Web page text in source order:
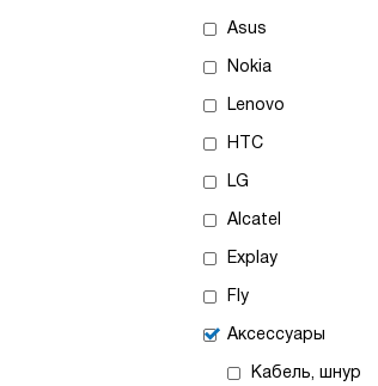
Asus
Nokia
Lenovo
HTC
LG
Alcatel
Explay
Fly
Аксессуары
Кабель, шнур